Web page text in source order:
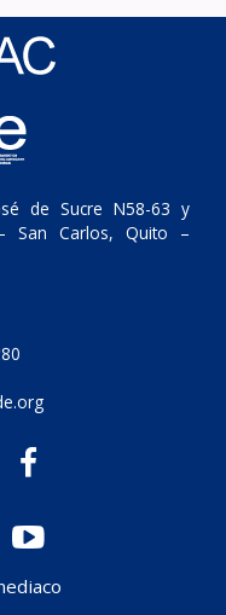
de Sucre N58-63 y
San Carlos, Quito –